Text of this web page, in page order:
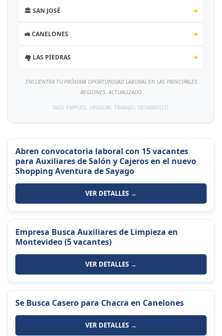
🏛️ SAN JOSÉ ➔
🚜 CANELONES ➔
🏘️ LAS PIEDRAS ➔
ENCUENTRA TU PRÓXIMA OPORTUNIDAD LABORAL EN LAS PRINCIPALES
REGIONES. ACTUALIZADO
TAGS: EMPLEO, URUGUAY, TRABAJO, DESARROLLO.
Abren convocatoria laboral con 15 vacantes
para Auxiliares de Salón y Cajeros en el nuevo
Shopping Aventura de Sayago
VER DETALLES →
Empresa Busca Auxiliares de Limpieza en
Montevideo (5 vacantes)
VER DETALLES →
Se Busca Casero para Chacra en Canelones
VER DETALLES →